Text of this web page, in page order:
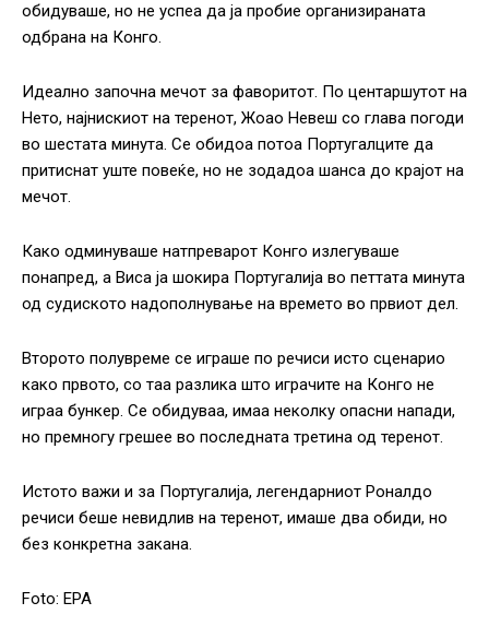
обидуваше, но не успеа да ја пробие организираната
одбрана на Конго.
Идеално започна мечот за фаворитот. По центаршутот на
Нето, најнискиот на теренот, Жоао Невеш со глава погоди
во шестата минута. Се обидоа потоа Португалците да
притиснат уште повеќе, но не зодадоа шанса до крајот на
мечот.
Како одминуваше натпреварот Конго излегуваше
понапред, а Виса ја шокира Португалија во петтата минута
од судиското надополнување на времето во првиот дел.
Второто полувреме се играше по речиси исто сценарио
како првото, со таа разлика што играчите на Конго не
играа бункер. Се обидуваа, имаа неколку опасни напади,
но премногу грешее во последната третина од теренот.
Истото важи и за Португалија, легендарниот Роналдо
речиси беше невидлив на теренот, имаше два обиди, но
без конкретна закана.
Foto: EPA